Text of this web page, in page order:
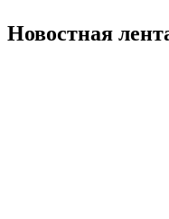
Новостная